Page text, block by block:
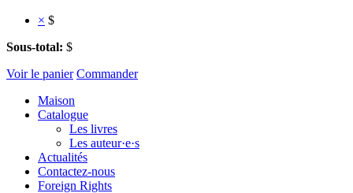
× $
Sous-total: $
Voir le panier Commander
Maison
Catalogue
Les livres
Les auteur·e·s
Actualités
Contactez-nous
Foreign Rights